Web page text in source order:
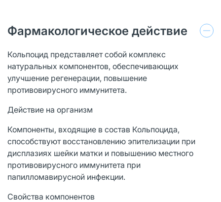
Фармакологическое действие
Кольпоцид представляет собой комплекс
натуральных компонентов, обеспечивающих
улучшение регенерации, повышение
противовирусного иммунитета.
Действие на организм
Компоненты, входящие в состав Кольпоцида,
способствуют восстановлению эпителизации при
дисплазиях шейки матки и повышению местного
противовирусного иммунитета при
папилломавирусной инфекции.
Свойства компонентов